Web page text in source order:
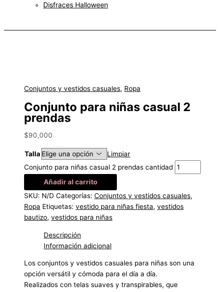
Disfraces Halloween
Conjuntos y vestidos casuales, Ropa
Conjunto para niñas casual 2
prendas
$90,000
Talla
Limpiar
Conjunto para niñas casual 2 prendas cantidad
Añadir al carrito
SKU: N/D Categorías:Conjuntos y vestidos casuales,
Ropa Etiquetas:vestido para niñas fiesta,vestidos
bautizo,vestidos para niñas
Descripción
Información adicional
Los conjuntos y vestidos casuales para niñas son una
opción versátil y cómoda para el día a día.
Realizados con telas suaves y transpirables, que